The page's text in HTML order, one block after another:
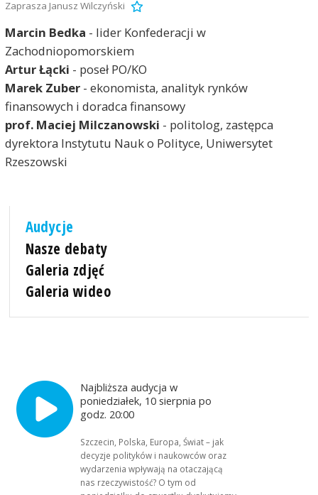
Zaprasza Janusz Wilczyński
Marcin Bedka - lider Konfederacji w
Zachodniopomorskiem
Artur Łącki - poseł PO/KO
Marek Zuber- ekonomista, analityk rynków
finansowych i doradca finansowy
prof. Maciej Milczanowski - politolog, zastępca
dyrektora Instytutu Nauk o Polityce, Uniwersytet
Rzeszowski
Audycje
Nasze debaty
Galeria zdjęć
Galeria wideo
Najbliższa audycja w
poniedziałek, 10 sierpnia po
godz. 20:00
Szczecin, Polska, Europa, Świat – jak
decyzje polityków i naukowców oraz
wydarzenia wpływają na otaczającą
nas rzeczywistość? O tym od